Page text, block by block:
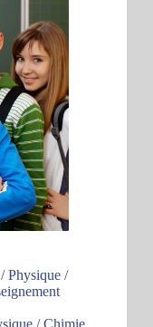
Physique /
/ Chimie